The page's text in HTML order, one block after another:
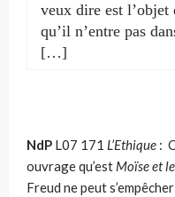
veux dire est l’objet
qu’il n’entre pas
[…]
NdP L07 171 L’Ethique :
ouvrage qu’est Moïse et
Freud ne peut